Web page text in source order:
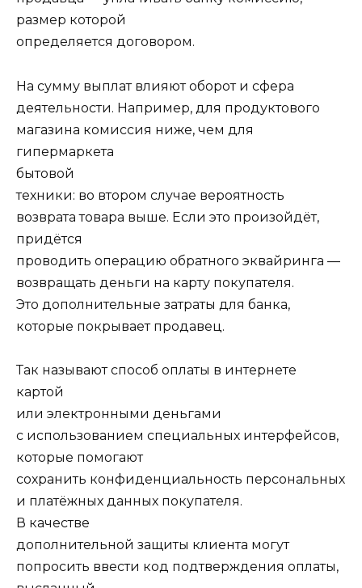
размер которой
определяется договором.
На сумму выплат влияют оборот и сфера
деятельности. Например, для продуктового
магазина комиссия ниже, чем для
гипермаркета
бытовой
техники: во втором случае вероятность
возврата товара выше. Если это произойдёт,
придётся
проводить операцию обратного эквайринга —
возвращать деньги на карту покупателя.
Это дополнительные затраты для банка,
которые покрывает продавец.
Так называют способ оплаты в интернете
картой
или электронными деньгами
с использованием специальных интерфейсов,
которые помогают
сохранить конфиденциальность персональных
и платёжных данных покупателя.
В качестве
дополнительной защиты клиента могут
попросить ввести код подтверждения оплаты,